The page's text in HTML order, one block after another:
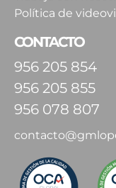
Política de
CONTACTO
956 205 854
956 205 855
956 078 807